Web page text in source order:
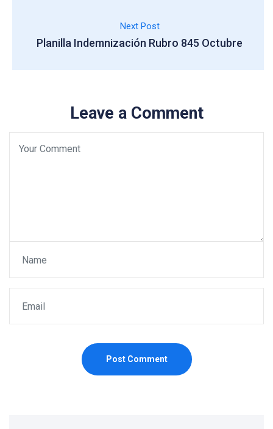
Next Post
Planilla Indemnización Rubro 845 Octubre
Leave a Comment
Post Comment